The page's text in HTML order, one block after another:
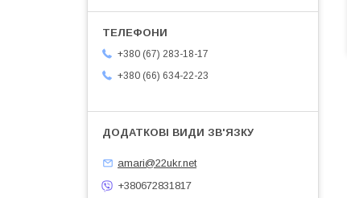
+380 (67) 283-18-17
+380 (66) 634-22-23
amari@22ukr.net
+380672831817